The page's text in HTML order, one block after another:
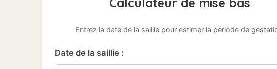
Calculateur de mise bas
Entrez la date de la saillie pour estimer la période de
Date de la saillie :